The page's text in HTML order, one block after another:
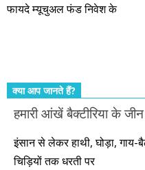
कर्महीन नर पावत नाहीं। आपके
फायदे म्यूचुअल फंड निवेश के
क्या आप जानते हैं?
हमारी आंखें बैक्टीरिया के
इंसान से लेकर हाथी, घोड़ा,
चिड़ियों तक धरती पर